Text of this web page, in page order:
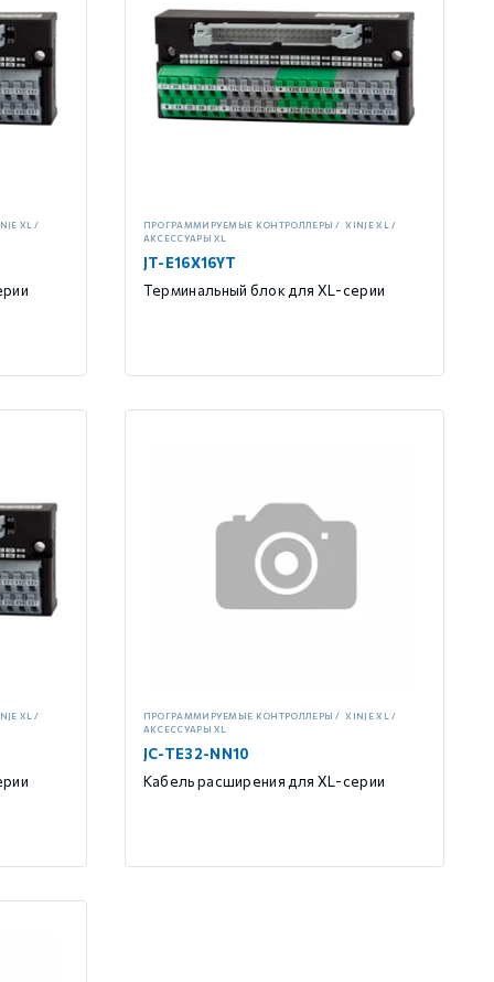
XL
ПРОГРАММИРУЕМЫЕ КОНТРОЛЛЕРЫ
XINJE XL
АКСЕССУАРЫ XL
JT-E16X16YT
Терминальный блок для XL-серии
XL
ПРОГРАММИРУЕМЫЕ КОНТРОЛЛЕРЫ
XINJE XL
АКСЕССУАРЫ XL
JC-TE32-NN10
Кабель расширения для XL-серии